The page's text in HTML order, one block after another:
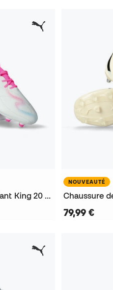
Chaussure de football Enfant King 20 Match FG/AG
NOUVEAUTÉ
79,99 €